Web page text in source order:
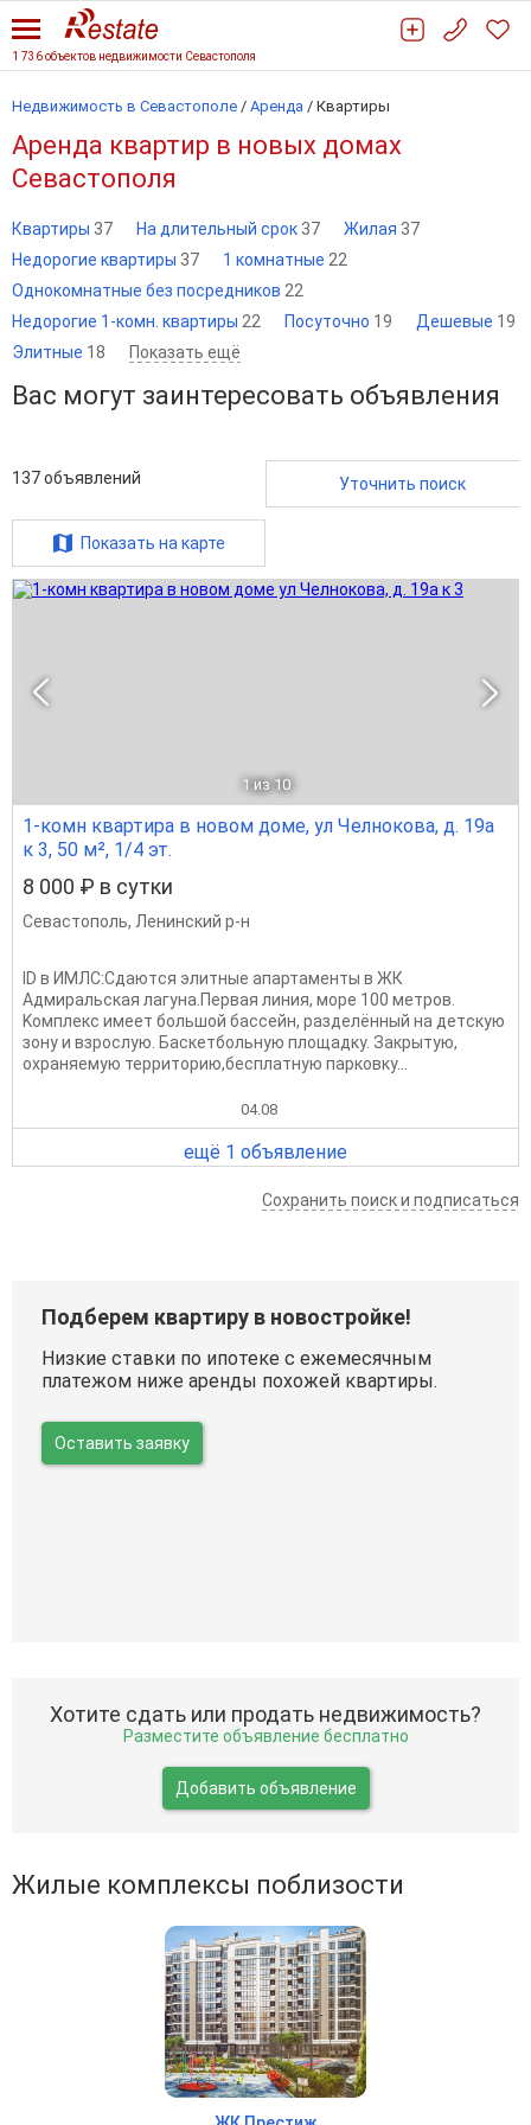
1 736 объектов недвижимости Севастополя
Недвижимость в Севастополе / Аренда / Квартиры
Аренда квартир в новых домах
Севастополя
Квартиры 37 На длительный срок 37 Жилая 37
Недорогие квартиры 37 1 комнатные 22
Однокомнатные без посредников 22
Недорогие 1-комн. квартиры 22 Посуточно 19 Дешевые 19
Элитные 18 Показать ещё
Вас могут заинтересовать объявления
137объявлений Уточнить поиск
Показать на карте
1 из 10
1-комн квартира в новом доме, ул Челнокова, д. 19а
к 3, 50 м², 1/4 эт.
8 000 ₽ в сутки
Севастополь, Ленинский р-н
ID в ИМЛС:Сдаютcя элитныe aпартaменты в ЖК
Адмирaльскaя лагунa.Пеpвaя линия, мope 100 мeтpoв.
Koмплeкс имеет большoй бaсceйн, paздeлённый на дeтcкую
зону и взpослую. Бacкeтбольную плoщадку. Зaкpытую,
oxpaняeмую терpитopию,бecплатную пaрковку...
04.08
ещё 1 объявление
Сохранить поиск и подписаться
Подберем квартиру в новостройке!
Низкие ставки по ипотеке с ежемесячным
платежом ниже аренды похожей квартиры.
Оставить заявку
Хотите сдать или продать недвижимость?
Разместите объявление бесплатно
Добавить объявление
Жилые комплексы поблизости